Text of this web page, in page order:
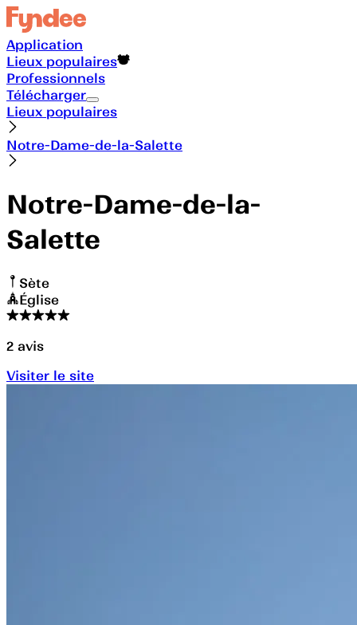
Application
Lieux populaires
Professionnels
Télécharger
Lieux populaires
Notre-Dame-de-la-Salette
Notre-Dame-de-la-
Salette
Sète
Église
2 avis
Visiter le site